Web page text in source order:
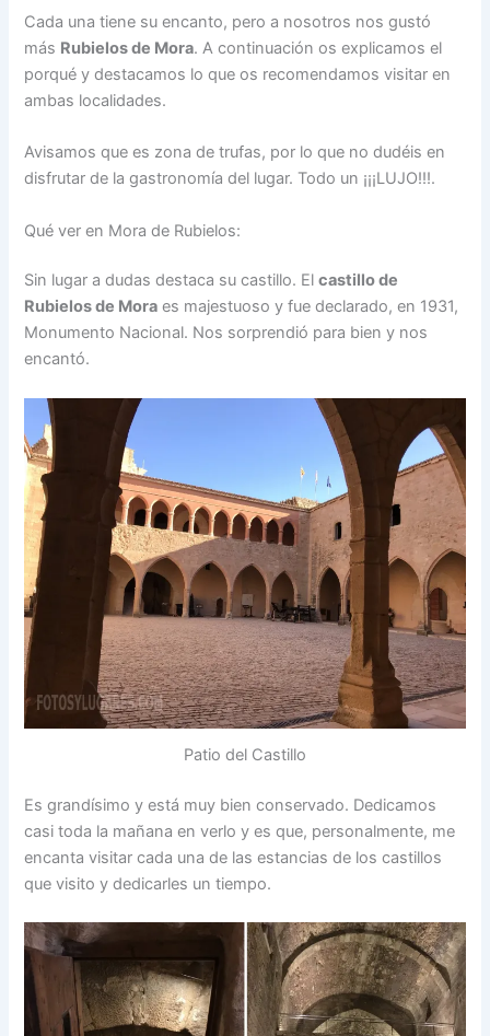
Cada una tiene su encanto, pero a nosotros nos gustó
más Rubielos de Mora. A continuación os explicamos el
porqué y destacamos lo que os recomendamos visitar en
ambas localidades.
Avisamos que es zona de trufas, por lo que no dudéis en
disfrutar de la gastronomía del lugar. Todo un ¡¡¡LUJO!!!.
Qué ver en Mora de Rubielos:
Sin lugar a dudas destaca su castillo. Elcastillo de
Rubielos de Mora es majestuoso y fue declarado, en 1931,
Monumento Nacional. Nos sorprendió para bien y nos
encantó.
Patio del Castillo
Es grandísimo y está muy bien conservado. Dedicamos
casi toda la mañana en verlo y es que, personalmente, me
encanta visitar cada una de las estancias de los castillos
que visito y dedicarles un tiempo.